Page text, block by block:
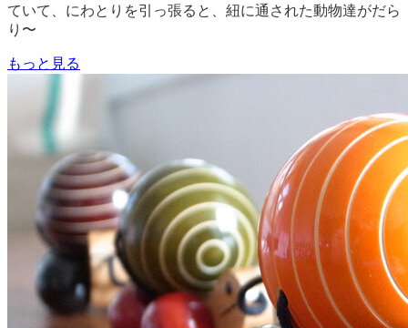
ていて、にわとりを引っ張ると、紐に通された動物達がだら
り〜
もっと見る